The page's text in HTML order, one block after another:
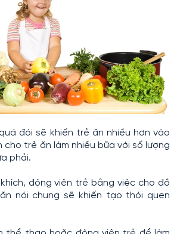
đói sẽ khiến trẻ ăn nhiều hơn vào
cho trẻ ăn làm nhiều bữa với số lượng
phải.
động viên trẻ bằng việc cho đồ
nói chung sẽ khiến tạo thói quen